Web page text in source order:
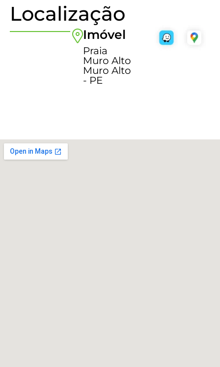
Localização
Imóvel
Praia
Muro Alto
Muro Alto
- PE